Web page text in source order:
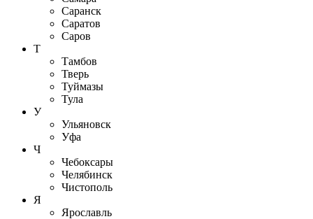
Саранск
Саратов
Саров
Т
Тамбов
Тверь
Туймазы
Тула
У
Ульяновск
Уфа
Ч
Чебоксары
Челябинск
Чистополь
Я
Ярославль